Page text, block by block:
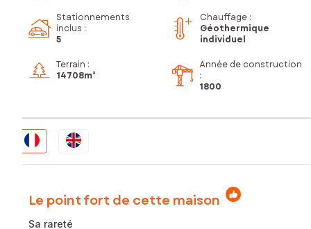
Stationnements
inclus :
5
Chauffage :
Géothermique
individuel
Terrain :
14 708m²
Année de construction
:
1800
Le point fort de cette maison
Sa rareté